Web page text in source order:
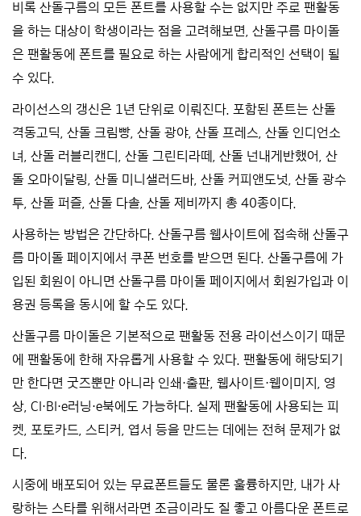
비록 산돌구름의 모든 폰트를 사용할 수는 없지만 주로 팬활동
을 하는 대상이 학생이라는 점을 고려해보면, 산돌구름 마이돌
은 팬활동에 폰트를 필요로 하는 사람에게 합리적인 선택이 될
수 있다.
라이선스의 갱신은 1년 단위로 이뤄진다. 포함된 폰트는 산돌
격동고딕, 산돌 크림빵, 산돌 광야, 산돌 프레스, 산돌 인디언소
녀, 산돌 러블리캔디, 산돌 그린티라떼, 산돌 넌내게반했어, 산
돌 오마이달링, 산돌 미니샐러드바, 산돌 커피앤도넛, 산돌 광수
투, 산돌 퍼즐, 산돌 다솔, 산돌 제비까지 총 40종이다.
사용하는 방법은 간단하다. 산돌구름 웹사이트에 접속해 산돌구
름 마이돌 페이지에서 쿠폰 번호를 받으면 된다. 산돌구름에 가
입된 회원이 아니면 산돌구름 마이돌 페이지에서 회원가입과 이
용권 등록을 동시에 할 수도 있다.
산돌구름 마이돌은 기본적으로 팬활동 전용 라이선스이기 때문
에 팬활동에 한해 자유롭게 사용할 수 있다. 팬활동에 해당되기
만 한다면 굿즈뿐만 아니라 인쇄・출판, 웹사이트・웹이미지, 영
상, CI・BI・e러닝・e북에도 가능하다. 실제 팬활동에 사용되는 피
켓, 포토카드, 스티커, 엽서 등을 만드는 데에는 전혀 문제가 없
다.
시중에 배포되어 있는 무료폰트들도 물론 훌륭하지만, 내가 사
랑하는 스타를 위해서라면 조금이라도 질 좋고 아름다운 폰트로